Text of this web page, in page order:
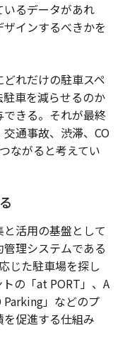
るデータがあれ
インするべきかを
どれだけの駐車スペ
車を減らせるのか
きる。それが最終
通事故、渋滞、CO
ながると考えてい
活用の基盤として
理システムである
じた駐車場を探し
の「at PORT」、A
Parking」などのプ
促進する仕組み